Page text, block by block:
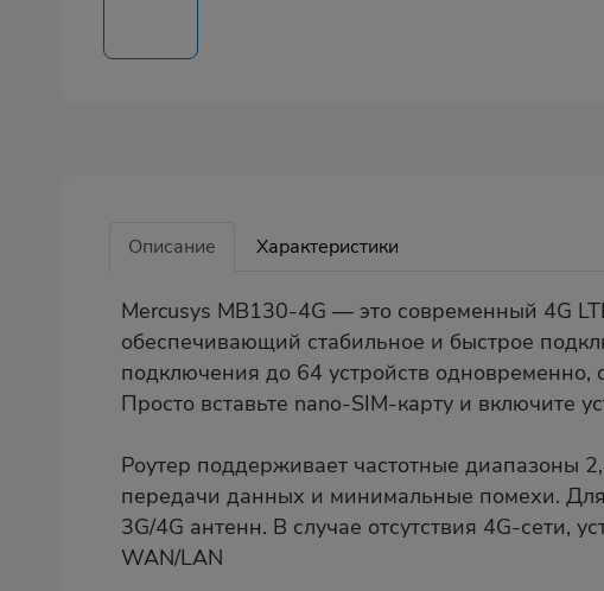
Описание Характеристики
Mercusys MB130-4G — это современный 4G
обеспечивающий стабильное и быстрое
подключения до 64 устройств
Просто вставьте nano-SIM-карту и включите
Роутер поддерживает частотные диапазоны
передачи данных и минимальные помехи.
3G/4G антенн. В случае отсутствия 4G-сети,
WAN/LAN